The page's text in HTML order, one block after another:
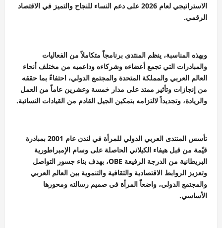
الاستراتيجي لعام 2026 على دعم النساء للنجاح والتميز في الاقتصاد
الرقمي.
وبهذه المناسبة، ينظم المنتدى برنامجاً متكاملاً من الفعاليات
والمبادرات التي تجمع أعضاءه وشركاءه وداعميه من مختلف أنحاء
العالم العربي والمملكة المتحدة والمجتمع الدولي، احتفاءً بما حققه
من إنجازات وتأثير ممتد على مدار خمسة وعشرين عاماً من العمل
والريادة، وتجديداً لالتزامه بتمكين الجيل القادم من القيادات النسائية.
تأسس المنتدى العربي الدولي للمرأة في لندن عام 2001 بمبادرة
قيّمة من قبل هيفاء الكيلاني الحاصلة على وسام الإمبراطورية
البريطانية من الدرجة الرفيعة OBE، بهدف بناء جسور التواصل
وتعزيز الروابط الاقتصادية والثقافية والتنموية بين العالم العربي
والمجتمع الدولي، واضعاً المرأة في صميم رسالته ومحورها
الأساسي.